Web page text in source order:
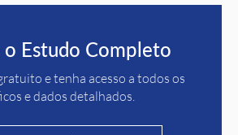
o Estudo Completo
e tenha acesso a todos os
e dados detalhados.